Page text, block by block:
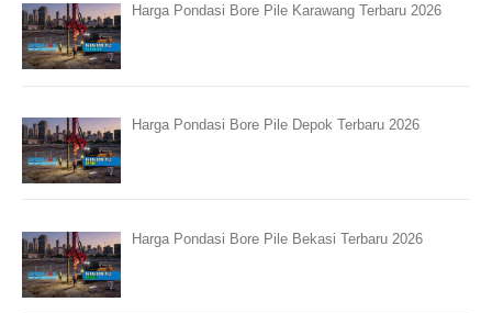
Harga Pondasi Bore Pile Karawang Terbaru 2026
Harga Pondasi Bore Pile Depok Terbaru 2026
Harga Pondasi Bore Pile Bekasi Terbaru 2026